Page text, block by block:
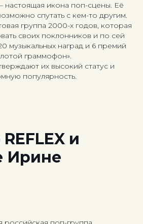
икона поп-сцены. Её
спутать с кем-то другим.
группа 2000-х годов, которая
своих поклонников и по сей
музыкальных наград и 6 премий
граммофон».
их высокий статус и
популярность.
и
Ирине